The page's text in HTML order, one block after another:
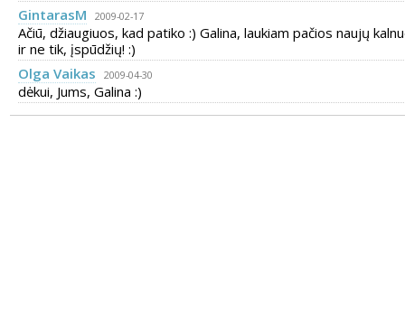
GintarasM
2009-02-17
Ačiū, džiaugiuos, kad patiko :) Galina, laukiam pačios naujų
ir ne tik, įspūdžių! :)
Olga Vaikas
2009-04-30
dėkui, Jums, Galina :)